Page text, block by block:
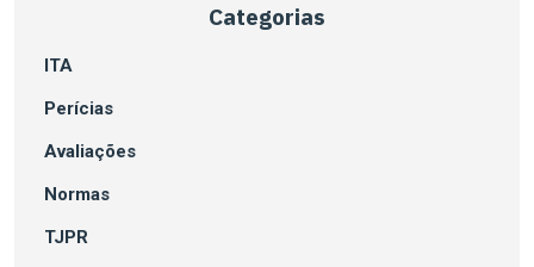
Categorias
ITA
Perícias
Avaliações
Normas
TJPR